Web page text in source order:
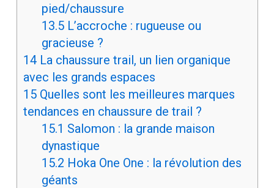
pied/chaussure
13.5L’accroche : rugueuse ou
gracieuse ?
14La chaussure trail, un lien organique
avec les grands espaces
15Quelles sont les meilleures marques
tendances en chaussure de trail ?
15.1 Salomon : la grande maison
dynastique
15.2 Hoka One One : la révolution des
géants